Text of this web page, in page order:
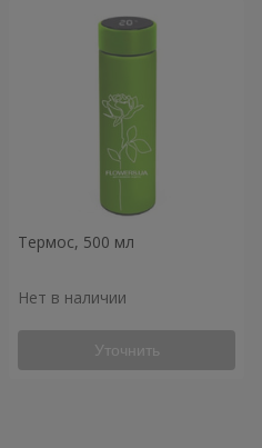
Термос, 500 мл
Нет в наличии
Уточнить